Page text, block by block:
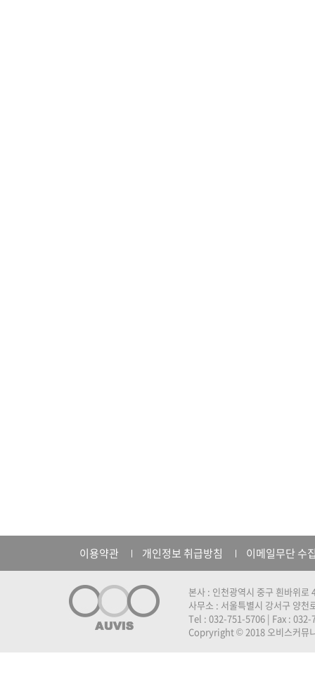
이용약관 개인정보 취급방침 이메일무단 수
본사 : 인천광역시 중구 흰바위
사무소 : 서울특별시 강서구 양천
Tel : 032-751-5706 | Fax :
Copryright © 2018 오비스커뮤